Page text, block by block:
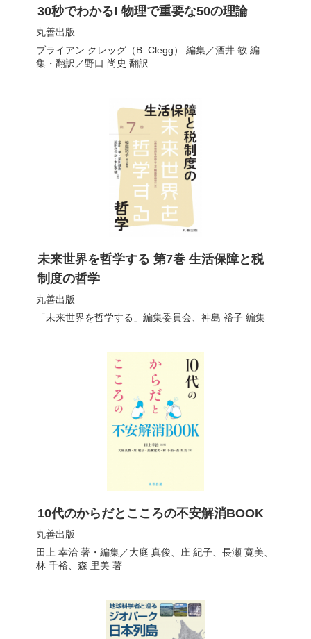
30秒でわかる! 物理で重要な50の理論
丸善出版
ブライアン クレッグ（B. Clegg）
編集／酒井 敏 編
集・翻訳／野口 尚史 翻訳
未来世界を哲学する 第7巻 生活保障と税
制度の哲学
丸善出版
「未来世界を哲学する」編集委員会
神島 裕子編集
10代のからだとこころの不安解消BOOK
丸善出版
田上 幸治著・編集／大庭 真俊 庄 紀子、 長瀬 寛美
林 千裕、 森 里美 著